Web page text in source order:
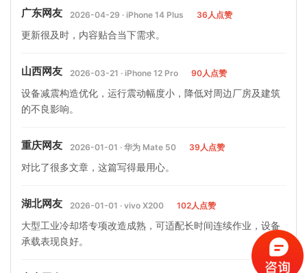
广东网友 2026-04-29 · iPhone 14 Plus 36人点赞
更新很及时，内容贴合当下需求。
山西网友 2026-03-21 · iPhone 12 Pro 90人点赞
设备减震构造优化，运行震动幅度小，降低对周边厂房及建筑
的不良影响。
重庆网友 2026-01-01 · 华为 Mate 50 39人点赞
对比了很多文章，这篇写得最用心。
湖北网友 2026-01-01 · vivo X200 102人点赞
大型工业冷却塔专项改造成熟，可适配长时间连续作业，设备
承载表现良好。